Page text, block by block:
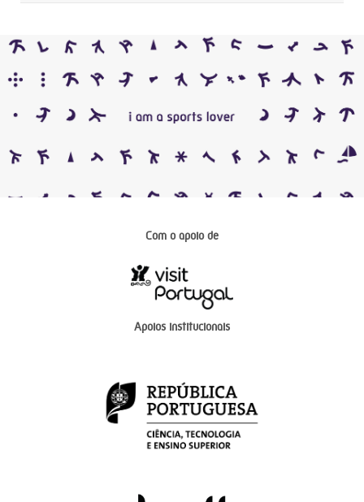
Com o apoio de
Apoios institucionais